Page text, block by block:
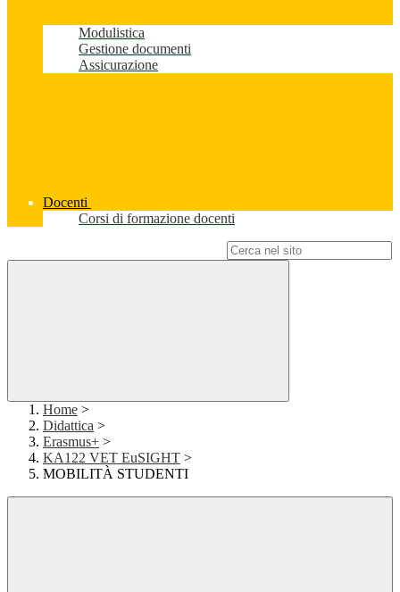
Modulistica
Gestione documenti
Assicurazione
Docenti
Corsi di formazione docenti
Home >
Didattica >
Erasmus+ >
KA122 VET EuSIGHT >
MOBILITÀ STUDENTI